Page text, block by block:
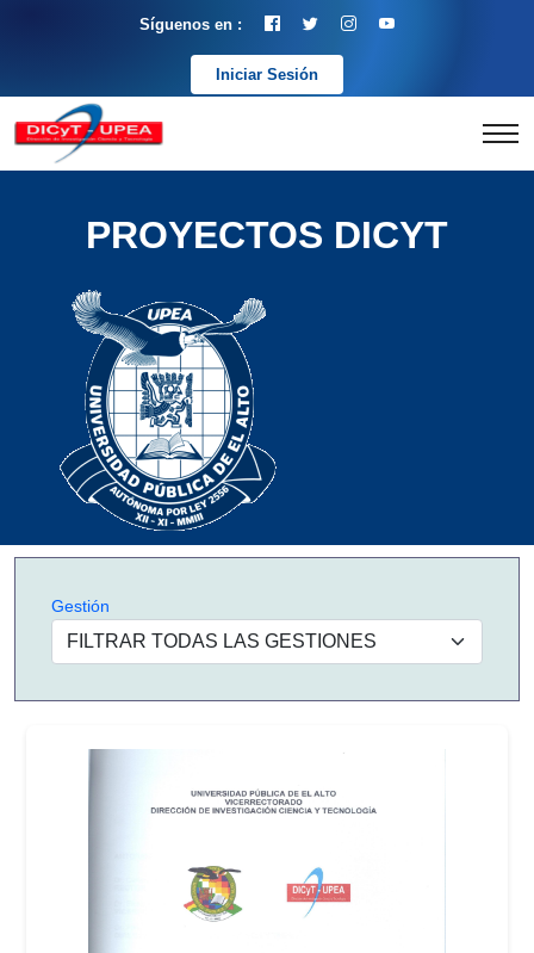
Síguenos en :
Iniciar Sesión
PROYECTOS DICYT
Gestión